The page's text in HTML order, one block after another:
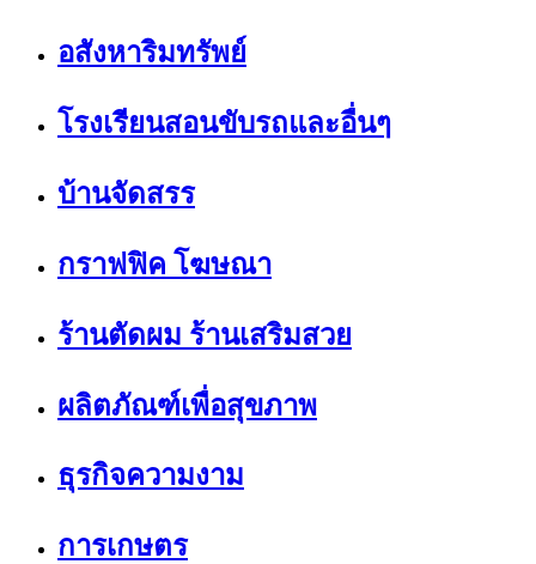
อสังหาริมทรัพย์
โรงเรียนสอนขับรถและอื่นๆ
บ้านจัดสรร
กราฟฟิค โฆษณา
ร้านตัดผม ร้านเสริมสวย
ผลิตภัณฑ์เพื่อสุขภาพ
ธุรกิจความงาม
การเกษตร